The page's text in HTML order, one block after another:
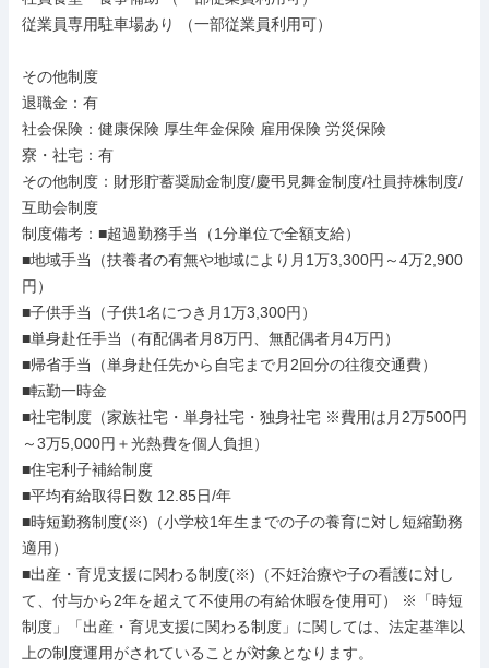
従業員専用駐車場あり （一部従業員利用可）
その他制度
退職金：有
社会保険：健康保険 厚生年金保険 雇用保険 労災保険
寮・社宅：有
その他制度：財形貯蓄奨励金制度/慶弔見舞金制度/社員持株制度/
互助会制度
制度備考：■超過勤務手当（1分単位で全額支給）
■地域手当（扶養者の有無や地域により月1万3,300円～4万2,900
円）
■子供手当（子供1名につき月1万3,300円）
■単身赴任手当（有配偶者月8万円、無配偶者月4万円）
■帰省手当（単身赴任先から自宅まで月2回分の往復交通費）
■転勤一時金
■社宅制度（家族社宅・単身社宅・独身社宅 ※費用は月2万500円
～3万5,000円＋光熱費を個人負担）
■住宅利子補給制度
■平均有給取得日数 12.85日/年
■時短勤務制度(※)（小学校1年生までの子の養育に対し短縮勤務
適用）
■出産・育児支援に関わる制度(※)（不妊治療や子の看護に対し
て、付与から2年を超えて不使用の有給休暇を使用可） ※「時短
制度」「出産・育児支援に関わる制度」に関しては、法定基準以
上の制度運用がされていることが対象となります。